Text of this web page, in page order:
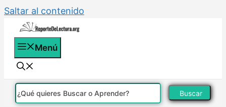
Saltar al contenido
Menú
Buscar